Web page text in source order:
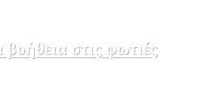
στις φωτιές